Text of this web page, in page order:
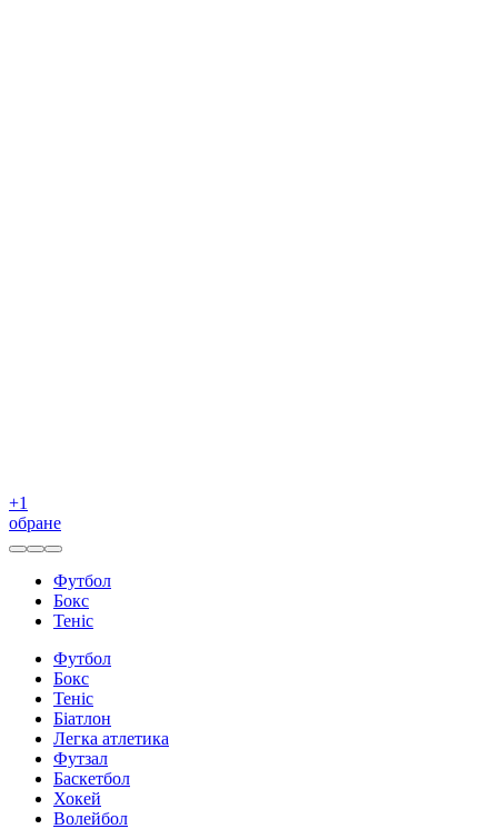
+1
обране
Футбол
Бокс
Теніс
Футбол
Бокс
Теніс
Біатлон
Легка атлетика
Футзал
Баскетбол
Хокей
Волейбол